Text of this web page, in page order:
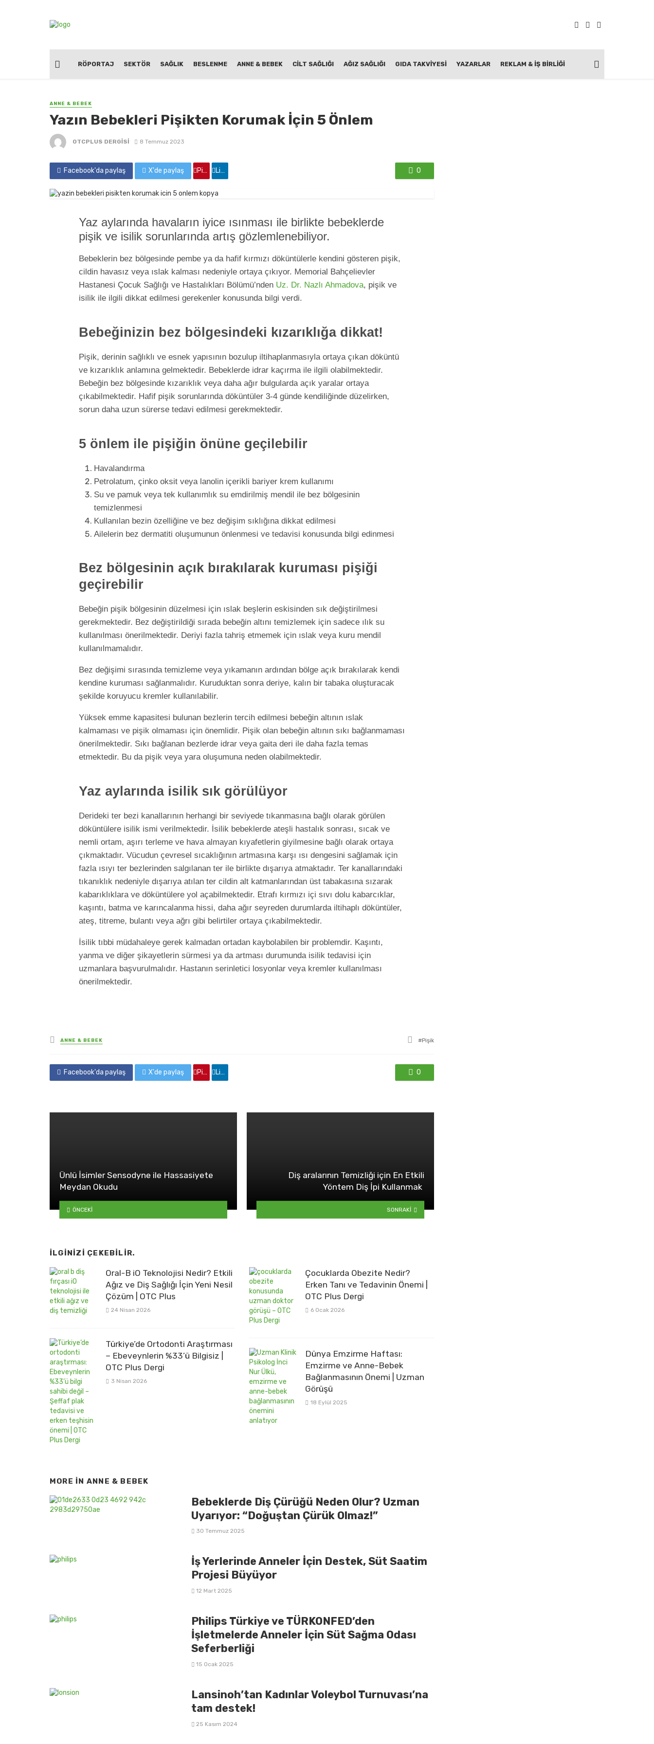
RÖPORTAJ SEKTÖR SAĞLIK BESLENME ANNE & BEBEK CİLT SAĞLIĞI AĞIZ SAĞLIĞI GIDA TAKVİYESİ YAZARLAR REKLAM & İŞ BIRLIĞI
ANNE & BEBEK
Yazın Bebekleri Pişikten Korumak İçin 5 Önlem
OTCPLUS DERGİSİ 8 Temmuz 2023
Facebook'da paylaş X'de paylaş Pinterest'de paylaş Linkedin'de paylaş 0
Yaz aylarında havaların iyice ısınması ile birlikte bebeklerde
pişik ve isilik sorunlarında artış gözlemlenebiliyor.
Bebeklerin bez bölgesinde pembe ya da hafif kırmızı döküntülerle kendini gösteren pişik,
cildin havasız veya ıslak kalması nedeniyle ortaya çıkıyor. Memorial Bahçelievler
Hastanesi Çocuk Sağlığı ve Hastalıkları Bölümü’nden Uz. Dr. Nazlı Ahmadova, pişik ve
isilik ile ilgili dikkat edilmesi gerekenler konusunda bilgi verdi.
Bebeğinizin bez bölgesindeki kızarıklığa dikkat!
Pişik, derinin sağlıklı ve esnek yapısının bozulup iltihaplanmasıyla ortaya çıkan döküntü
ve kızarıklık anlamına gelmektedir. Bebeklerde idrar kaçırma ile ilgili olabilmektedir.
Bebeğin bez bölgesinde kızarıklık veya daha ağır bulgularda açık yaralar ortaya
çıkabilmektedir. Hafif pişik sorunlarında döküntüler 3-4 günde kendiliğinde düzelirken,
sorun daha uzun sürerse tedavi edilmesi gerekmektedir.
5 önlem ile pişiğin önüne geçilebilir
Havalandırma
Petrolatum, çinko oksit veya lanolin içerikli bariyer krem kullanımı
Su ve pamuk veya tek kullanımlık su emdirilmiş mendil ile bez bölgesinin
temizlenmesi
Kullanılan bezin özelliğine ve bez değişim sıklığına dikkat edilmesi
Ailelerin bez dermatiti oluşumunun önlenmesi ve tedavisi konusunda bilgi edinmesi
Bez bölgesinin açık bırakılarak kuruması pişiği
geçirebilir
Bebeğin pişik bölgesinin düzelmesi için ıslak beşlerin eskisinden sık değiştirilmesi
gerekmektedir. Bez değiştirildiği sırada bebeğin altını temizlemek için sadece ılık su
kullanılması önerilmektedir. Deriyi fazla tahriş etmemek için ıslak veya kuru mendil
kullanılmamalıdır.
Bez değişimi sırasında temizleme veya yıkamanın ardından bölge açık bırakılarak kendi
kendine kuruması sağlanmalıdır. Kuruduktan sonra deriye, kalın bir tabaka oluşturacak
şekilde koruyucu kremler kullanılabilir.
Yüksek emme kapasitesi bulunan bezlerin tercih edilmesi bebeğin altının ıslak
kalmaması ve pişik olmaması için önemlidir. Pişik olan bebeğin altının sıkı bağlanmaması
önerilmektedir. Sıkı bağlanan bezlerde idrar veya gaita deri ile daha fazla temas
etmektedir. Bu da pişik veya yara oluşumuna neden olabilmektedir.
Yaz aylarında isilik sık görülüyor
Derideki ter bezi kanallarının herhangi bir seviyede tıkanmasına bağlı olarak görülen
döküntülere isilik ismi verilmektedir. İsilik bebeklerde ateşli hastalık sonrası, sıcak ve
nemli ortam, aşırı terleme ve hava almayan kıyafetlerin giyilmesine bağlı olarak ortaya
çıkmaktadır. Vücudun çevresel sıcaklığının artmasına karşı ısı dengesini sağlamak için
fazla ısıyı ter bezlerinden salgılanan ter ile birlikte dışarıya atmaktadır. Ter kanallarındaki
tıkanıklık nedeniyle dışarıya atılan ter cildin alt katmanlarından üst tabakasına sızarak
kabarıklıklara ve döküntülere yol açabilmektedir. Etrafı kırmızı içi sıvı dolu kabarcıklar,
kaşıntı, batma ve karıncalanma hissi, daha ağır seyreden durumlarda iltihaplı döküntüler,
ateş, titreme, bulantı veya ağrı gibi belirtiler ortaya çıkabilmektedir.
İsilik tıbbi müdahaleye gerek kalmadan ortadan kaybolabilen bir problemdir. Kaşıntı,
yanma ve diğer şikayetlerin sürmesi ya da artması durumunda isilik tedavisi için
uzmanlara başvurulmalıdır. Hastanın serinletici losyonlar veya kremler kullanılması
önerilmektedir.
yayınlanan
ANNE & BEBEK
ilePişik
Facebook'da paylaş X'de paylaş Pinterest'de paylaş Linkedin'de paylaş 0
Ünlü İsimler Sensodyne ile Hassasiyete
Meydan Okudu
ÖNCEKI
Diş aralarının Temizliği için En Etkili
Yöntem Diş İpi Kullanmak
SONRAKI
İLGINIZI ÇEKEBILIR.
Oral-B iO Teknolojisi Nedir? Etkili
Ağız ve Diş Sağlığı İçin Yeni Nesil
Çözüm | OTC Plus
24 Nisan 2026
Türkiye’de Ortodonti Araştırması
– Ebeveynlerin %33’ü Bilgisiz |
OTC Plus Dergi
3 Nisan 2026
Çocuklarda Obezite Nedir?
Erken Tanı ve Tedavinin Önemi |
OTC Plus Dergi
6 Ocak 2026
Dünya Emzirme Haftası:
Emzirme ve Anne-Bebek
Bağlanmasının Önemi | Uzman
Görüşü
18 Eylül 2025
MORE IN ANNE & BEBEK
Bebeklerde Diş Çürüğü Neden Olur? Uzman
Uyarıyor: “Doğuştan Çürük Olmaz!”
30 Temmuz 2025
İş Yerlerinde Anneler İçin Destek, Süt Saatim
Projesi Büyüyor
12 Mart 2025
Philips Türkiye ve TÜRKONFED’den
İşletmelerde Anneler İçin Süt Sağma Odası
Seferberliği
15 Ocak 2025
Lansinoh’tan Kadınlar Voleybol Turnuvası’na
tam destek!
25 Kasım 2024